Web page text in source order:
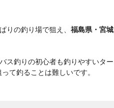
りの釣り場で狙え、 福島県・宮城
ス釣りの初心者も釣りやすいター
て釣ることは難しいです。